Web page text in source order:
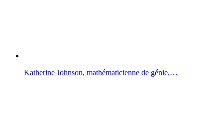
Katherine Johnson, mathématicienne de génie,…